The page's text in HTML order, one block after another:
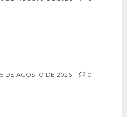
5 DE AGOSTO DE 2026 0